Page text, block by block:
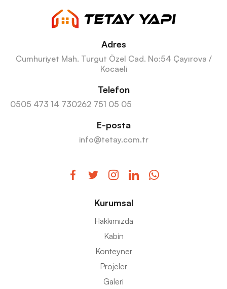
Adres
Cumhuriyet Mah. Turgut Özel Cad. No:54 Çayırova /
Kocaeli
Telefon
0505 473 14 730262 751 05 05
E-posta
info@tetay.com.tr
Kurumsal
Hakkımızda
Kabin
Konteyner
Projeler
Galeri